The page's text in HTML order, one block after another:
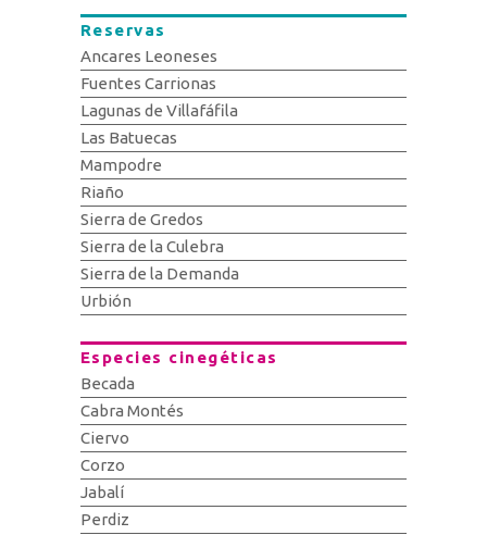
Reservas
Ancares Leoneses
Fuentes Carrionas
Lagunas de Villafáfila
Las Batuecas
Mampodre
Riaño
Sierra de Gredos
Sierra de la Culebra
Sierra de la Demanda
Urbión
Especies cinegéticas
Becada
Cabra Montés
Ciervo
Corzo
Jabalí
Perdiz